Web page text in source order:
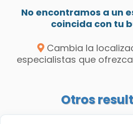
No encontramos a un
coincida con tu
Cambia la
especialistas que
Otros